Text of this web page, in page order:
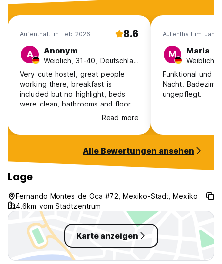
Aufenthalt im Feb 2026 8.6
A Anonym
Weiblich, 31-40, Deutschland
Very cute hostel, great people
working there, breakfast is
included but no highlight, beds
were clean, bathrooms and floors
just a little dusty, area of the
hostel is great and safe and the
hostel itself feels lively but not
Read more
Aufenthalt im Jan
M Maria
Funktional und
Nacht.
ungepflegt.
Alle Bewertungen ansehen
Lage
Fernando Montes de Oca #72, Mexiko-Stadt, Mexiko
4.6km vom Stadtzentrum
Karte anzeigen